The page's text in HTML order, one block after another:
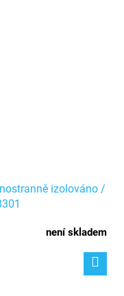
izolováno /
není skladem